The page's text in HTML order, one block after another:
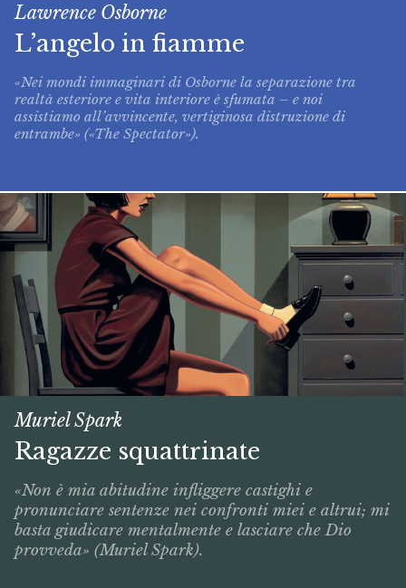
Lawrence Osborne
L’angelo in fiamme
«Nei mondi immaginari di Osborne la separazione tra
realtà esteriore e vita interiore è sfumata – e noi
assistiamo all’avvincente, vertiginosa distruzione di
entrambe» («The Spectator»).
Muriel Spark
Ragazze squattrinate
«Non è mia abitudine infliggere castighi e
pronunciare sentenze nei confronti miei e altrui; mi
basta giudicare mentalmente e lasciare che Dio
provveda» (Muriel Spark).